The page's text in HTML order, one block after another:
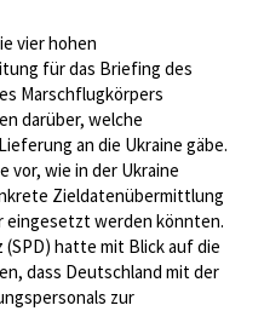
vier hohen
für das Briefing des
Marschflugkörpers
darüber, welche
an die Ukraine gäbe.
vor, wie in der Ukraine
Zieldatenübermittlung
eingesetzt werden könnten.
(SPD) hatte mit Blick auf die
dass Deutschland mit der
zur